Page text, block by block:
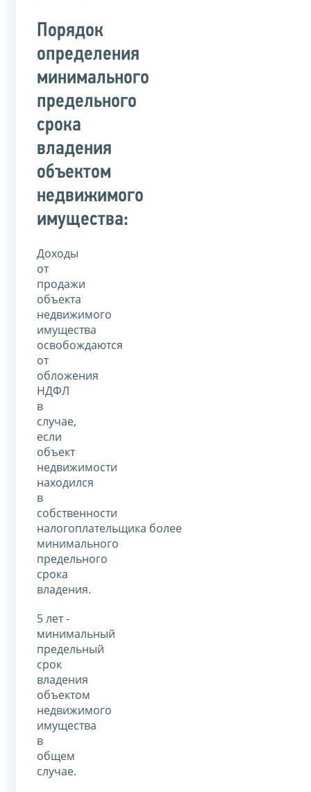
Порядок
определения
минимального
предельного
срока
владения
объектом
недвижимого
имущества:
Доходы
от
продажи
объекта
недвижимого
имущества
освобождаются
от
обложения
НДФЛ
в
случае,
если
объект
недвижимости
находился
в
собственности
налогоплательщика более
минимального
предельного
срока
владения.
5 лет -
минимальный
предельный
срок
владения
объектом
недвижимого
имущества
в
общем
случае.